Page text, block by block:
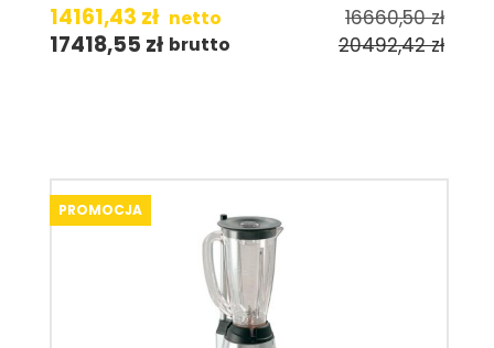
14161,43 zł netto 16660,50zł
17418,55 zł brutto 20492,42zł
PROMOCJA